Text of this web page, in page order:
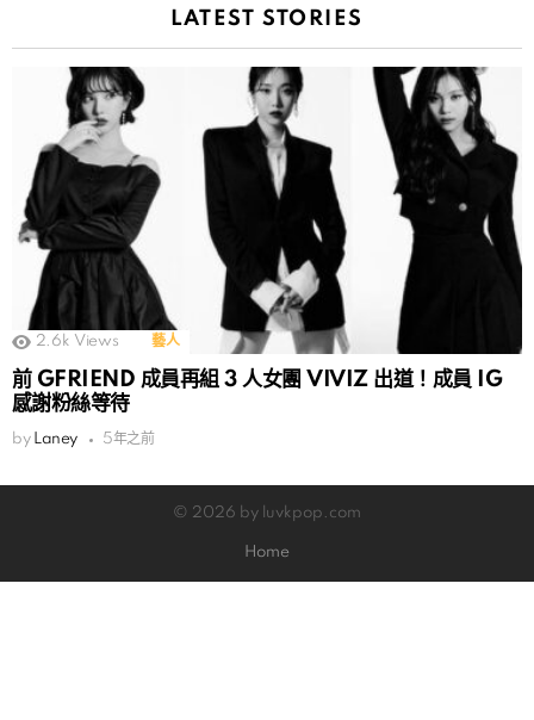
LATEST STORIES
2.6k Views 藝人
前 GFRIEND 成員再組 3 人女團 VIVIZ 出道！成員 IG
感謝粉絲等待
by Laney 5年之前
© 2026 by luvkpop.com
Home